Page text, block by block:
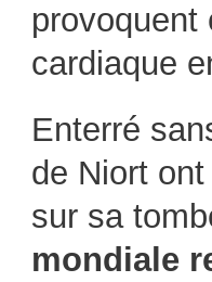
provoquent
cardiaque
Enterré
de Niort
sur sa
mondiale